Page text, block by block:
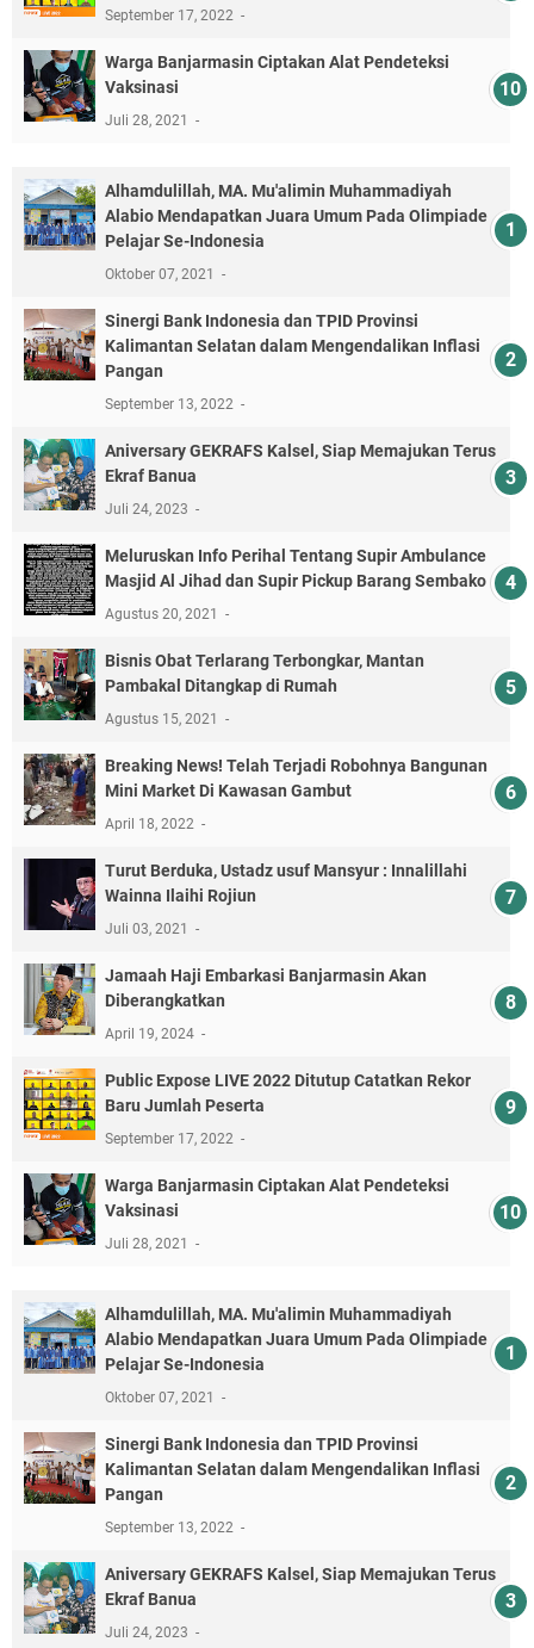
September 17, 2022
Warga Banjarmasin Ciptakan Alat Pendeteksi
Vaksinasi
Juli 28, 2021
Alhamdulillah, MA. Mu'alimin Muhammadiyah
Alabio Mendapatkan Juara Umum Pada Olimpiade
Pelajar Se-Indonesia
Oktober 07, 2021
Sinergi Bank Indonesia dan TPID Provinsi
Kalimantan Selatan dalam Mengendalikan Inflasi
Pangan
September 13, 2022
Aniversary GEKRAFS Kalsel, Siap Memajukan Terus
Ekraf Banua
Juli 24, 2023
Meluruskan Info Perihal Tentang Supir Ambulance
Masjid Al Jihad dan Supir Pickup Barang Sembako
Agustus 20, 2021
Bisnis Obat Terlarang Terbongkar, Mantan
Pambakal Ditangkap di Rumah
Agustus 15, 2021
Breaking News! Telah Terjadi Robohnya Bangunan
Mini Market Di Kawasan Gambut
April 18, 2022
Turut Berduka, Ustadz usuf Mansyur : Innalillahi
Wainna Ilaihi Rojiun
Juli 03, 2021
Jamaah Haji Embarkasi Banjarmasin Akan
Diberangkatkan
April 19, 2024
Public Expose LIVE 2022 Ditutup Catatkan Rekor
Baru Jumlah Peserta
September 17, 2022
Warga Banjarmasin Ciptakan Alat Pendeteksi
Vaksinasi
Juli 28, 2021
Alhamdulillah, MA. Mu'alimin Muhammadiyah
Alabio Mendapatkan Juara Umum Pada Olimpiade
Pelajar Se-Indonesia
Oktober 07, 2021
Sinergi Bank Indonesia dan TPID Provinsi
Kalimantan Selatan dalam Mengendalikan Inflasi
Pangan
September 13, 2022
Aniversary GEKRAFS Kalsel, Siap Memajukan Terus
Ekraf Banua
Juli 24, 2023